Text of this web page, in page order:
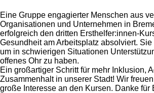
Eine Gruppe engagierter Menschen aus
Organisationen und Unternehmen in
erfolgreich den dritten Ersthelfer:innen-
Gesundheit am Arbeitsplatz absolviert.
um in schwierigen Situationen
offenes Ohr zu haben.
Ein großartiger Schritt für mehr Inklusion,
Zusammenhalt in unserer Stadt! Wir
große Interesse an den Kursen. Danke für